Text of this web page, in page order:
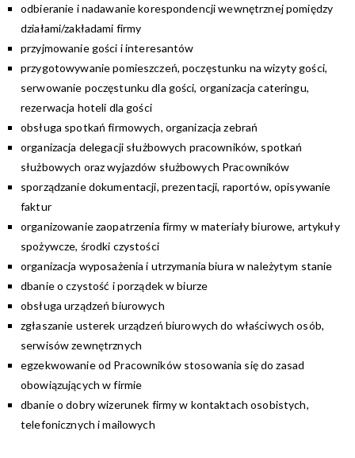
odbieranie i nadawanie korespondencji wewnętrznej pomiędzy
działami/zakładami firmy
przyjmowanie gości i interesantów
przygotowywanie pomieszczeń, poczęstunku na wizyty gości,
serwowanie poczęstunku dla gości, organizacja cateringu,
rezerwacja hoteli dla gości
obsługa spotkań firmowych, organizacja zebrań
organizacja delegacji służbowych pracowników, spotkań
służbowych oraz wyjazdów służbowych Pracowników
sporządzanie dokumentacji, prezentacji, raportów, opisywanie
faktur
organizowanie zaopatrzenia firmy w materiały biurowe, artykuły
spożywcze, środki czystości
organizacja wyposażenia i utrzymania biura w należytym stanie
dbanie o czystość i porządek w biurze
obsługa urządzeń biurowych
zgłaszanie usterek urządzeń biurowych do właściwych osób,
serwisów zewnętrznych
egzekwowanie od Pracowników stosowania się do zasad
obowiązujących w firmie
dbanie o dobry wizerunek firmy w kontaktach osobistych,
telefonicznych i mailowych